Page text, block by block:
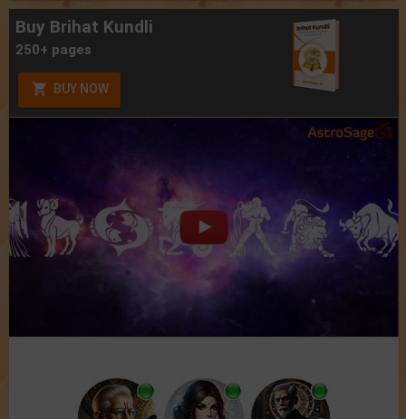
Buy Brihat Kundli
250+ pages
BUY NOW